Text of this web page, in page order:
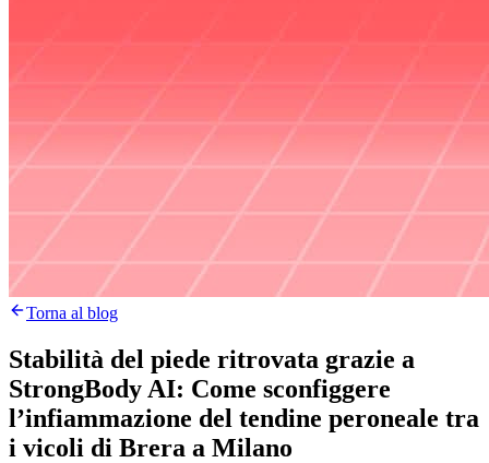
Torna al blog
Stabilità del piede ritrovata grazie a
StrongBody AI: Come sconfiggere
l’infiammazione del tendine peroneale tra
i vicoli di Brera a Milano